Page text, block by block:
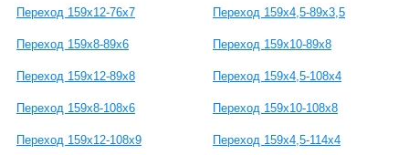
Переход 159х12-76х7 Переход 159х4,5-89х3,5
Переход 159х8-89х6 Переход 159х10-89х8
Переход 159х12-89х8 Переход 159х4,5-108х4
Переход 159х8-108х6 Переход 159х10-108х8
Переход 159х12-108х9 Переход 159х4,5-114х4